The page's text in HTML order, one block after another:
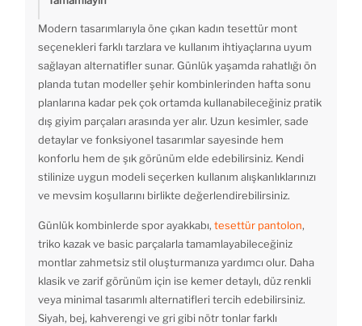
Modern tasarımlarıyla öne çıkan kadın tesettür mont
seçenekleri farklı tarzlara ve kullanım ihtiyaçlarına uyum
sağlayan alternatifler sunar. Günlük yaşamda rahatlığı ön
planda tutan modeller şehir kombinlerinden hafta sonu
planlarına kadar pek çok ortamda kullanabileceğiniz pratik
dış giyim parçaları arasında yer alır. Uzun kesimler, sade
detaylar ve fonksiyonel tasarımlar sayesinde hem
konforlu hem de şık görünüm elde edebilirsiniz. Kendi
stilinize uygun modeli seçerken kullanım alışkanlıklarınızı
ve mevsim koşullarını birlikte değerlendirebilirsiniz.
Günlük kombinlerde spor ayakkabı, tesettür pantolon,
triko kazak ve basic parçalarla tamamlayabileceğiniz
montlar zahmetsiz stil oluşturmanıza yardımcı olur. Daha
klasik ve zarif görünüm için ise kemer detaylı, düz renkli
veya minimal tasarımlı alternatifleri tercih edebilirsiniz.
Siyah, bej, kahverengi ve gri gibi nötr tonlar farklı